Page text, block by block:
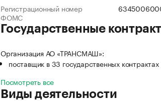
Регистрационный номер
ФОМС
Государственные
Организация АО «ТРАНСМАШ»:
поставщик в 33 государственных
Посмотреть все
Виды деятельности